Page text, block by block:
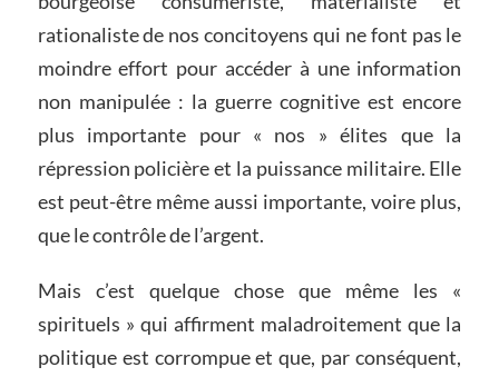
rationaliste de nos concitoyens qui ne font pas le
moindre effort pour accéder à une information
non manipulée : la guerre cognitive est encore
plus importante pour « nos » élites que la
répression policière et la puissance militaire. Elle
est peut-être même aussi importante, voire plus,
que le contrôle de l’argent.
Mais c’est quelque chose que même les «
spirituels » qui affirment maladroitement que la
politique est corrompue et que, par conséquent,